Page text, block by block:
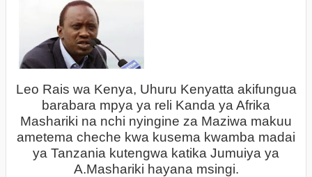
Leo Rais wa Kenya, Uhuru Kenyatta akifungua
barabara mpya ya reli Kanda ya Afrika
Mashariki na nchi nyingine za Maziwa makuu
ametema cheche kwa kusema kwamba madai
ya Tanzania kutengwa katika Jumuiya ya
A.Mashariki hayana msingi.